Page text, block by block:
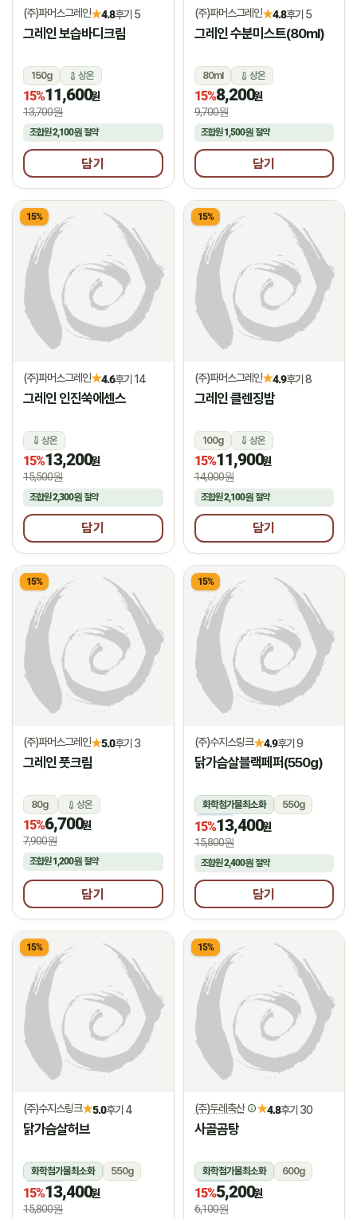
(주)파머스그레인★4.8후기 5
그레인 보습바디크림
150g 상온
15%11,600원
13,700원
조합원2,100원 절약
담기
(주)파머스그레인★4.8후기 5
그레인 수분미스트(80ml)
80ml 상온
15%8,200원
9,700원
조합원1,500원절약
담기
15%
(주)파머스그레인★4.6후기 14
그레인 인진쑥에센스
상온
15%13,200원
15,500원
조합원2,300원 절약
담기
15%
(주)파머스그레인★4.9후기 8
그레인 클렌징밤
100g 상온
15%11,900원
14,000원
조합원2,100원절약
담기
15%
(주)파머스그레인★5.0후기 3
그레인 풋크림
80g 상온
15%6,700원
7,900원
조합원1,200원 절약
담기
15%
(주)수지스링크★4.9후기 9
닭가슴살블랙페퍼(550g)
화학첨가물최소화
550g
냉동
15%13,400원
15,800원
조합원2,400원절약
담기
15%
(주)수지스링크★5.0후기 4
닭가슴살허브
화학첨가물최소화
550g
냉동
15%13,400원
15,800원
15%
(주)두레축산 ★4.8후기 30
사골곰탕
화학첨가물최소화
600g
냉장
15%5,200원
6,100원